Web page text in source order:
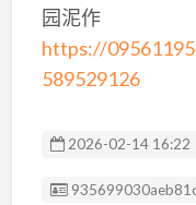
园泥作
https://
589529126
2026-02-14 16:22
廣告编號